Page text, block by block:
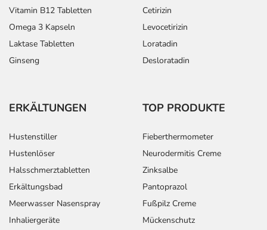
Vitamin B12 Tabletten
Omega 3 Kapseln
Laktase Tabletten
Ginseng
Cetirizin
Levocetirizin
Loratadin
Desloratadin
ERKÄLTUNGEN
Hustenstiller
Hustenlöser
Halsschmerztabletten
Erkältungsbad
Meerwasser Nasenspray
Inhaliergeräte
TOP PRODUKTE
Fieberthermometer
Neurodermitis Creme
Zinksalbe
Pantoprazol
Fußpilz Creme
Mückenschutz